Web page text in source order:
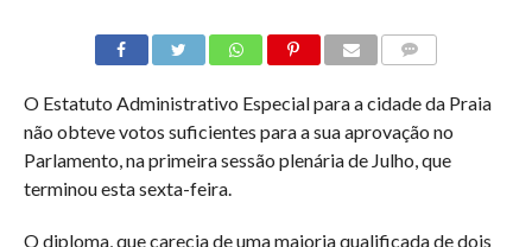
O Estatuto Administrativo Especial para a cidade da Praia
não obteve votos suficientes para a sua aprovação no
Parlamento, na primeira sessão plenária de Julho, que
terminou esta sexta-feira.
O diploma, que carecia de uma maioria qualificada de dois